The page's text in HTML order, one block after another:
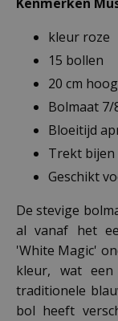
kleur roze
15 bollen
20 cm hoog
Bolmaat 7/
Bloeitijd
Trekt bijen
Geschikt
De stevige
al vanaf het
'White Magic'
kleur, wat
traditionele
bol heeft